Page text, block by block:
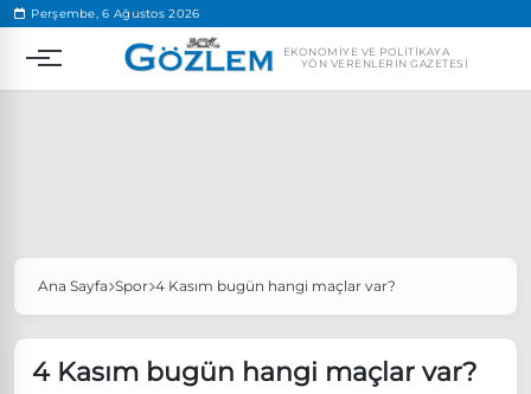
Perşembe, 6 Ağustos 2026
EKONOMIYE VE POLITIKAYA
YÖN VERENLERIN GAZETESI
Popüler Aramalar
Özgür Özel, Ekrem İmamoğlu’nu ziyaret edecek
Ana Sayfa Spor 4 Kasım bugün hangi maçlar var?
4 Kasım bugün hangi maçlar var?